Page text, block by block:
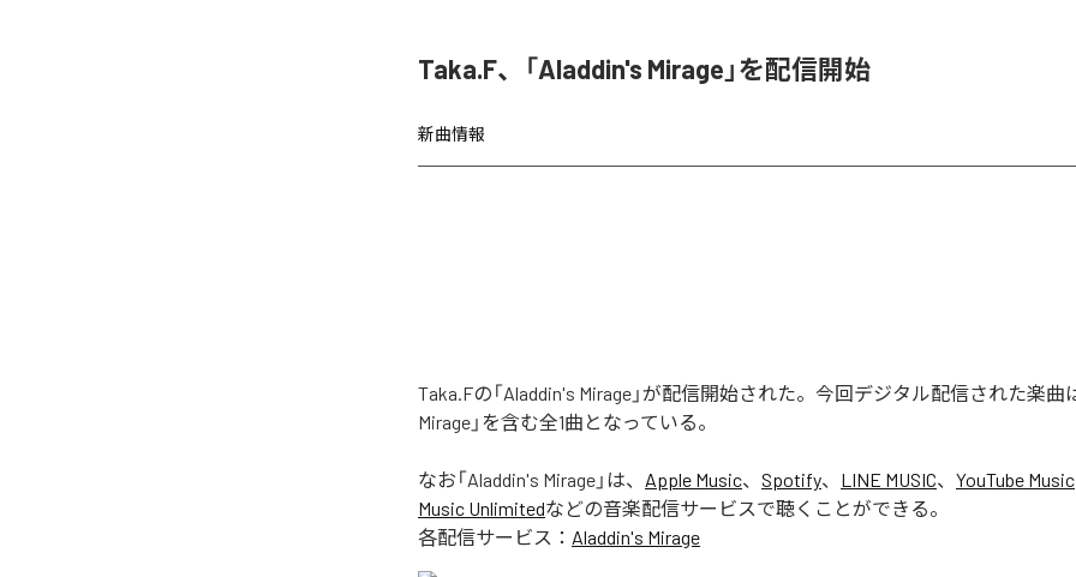
Taka.F、「Aladdin's Mirage」を配信開始
新曲情報
Taka.Fの「Aladdin's Mirage」が配信開始された。今回デジタル配信された楽曲
Mirage」を含む全1曲となっている。
なお「Aladdin's Mirage 」は、 Apple Music、 Spotify、 LINE MUSIC、 YouTube Music
Music Unlimitedなどの音楽配信サービスで聴くことができる。
各配信サービス： Aladdin's Mirage